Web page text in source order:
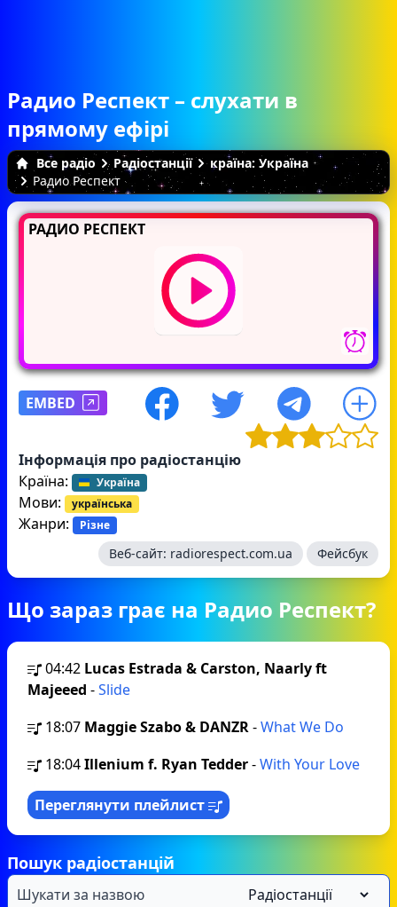
Радио Респект – слухати в
прямому ефірі
Все радіо Радіостанції
країна: Україна
Радио Респект
РАДИО РЕСПЕКТ
EMBED
Інформація про радіостанцію
Країна:
Україна
Мови: українська
Жанри: Різне
Веб-сайт: radiorespect.com.ua Фейсбук
Що зараз грає на Радио Респект?
04:42 Lucas Estrada & Carston, Naarly ft
Majeeed -Slide
18:07 Maggie Szabo & DANZR-What We Do
18:04Illenium f. Ryan Tedder-With Your Love
Переглянути плейлист
Пошук радіостанцій